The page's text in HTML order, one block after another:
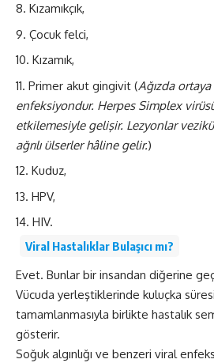
Kızamıkçık,
Çocuk felci,
Kızamık,
Primer akut gingivit (Ağızda
enfeksiyondur. Herpes Simplex
etkilemesiyle gelişir. Lezyonlar
ağrılı ülserler hâline gelir.)
Kuduz,
HPV,
HIV.
Viral Hastalıklar Bulaşıcı mı?
Evet. Bunlar bir insandan diğerine
Vücuda yerleştiklerinde kuluçka
tamamlanmasıyla birlikte hastalık
gösterir.
Soğuk algınlığı ve benzeri viral